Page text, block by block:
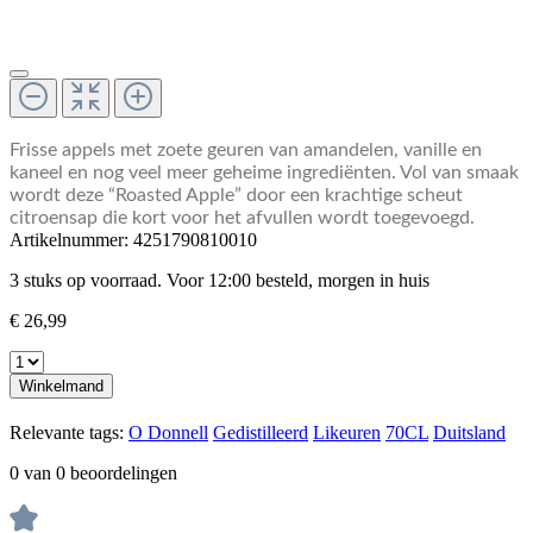
Frisse appels met zoete geuren van amandelen, vanille en
kaneel en nog veel meer geheime ingrediënten. Vol van smaak
wordt deze “Roasted Apple” door een krachtige scheut
citroensap die kort voor het afvullen wordt toegevoegd.
Artikelnummer: 4251790810010
3 stuks op voorraad. Voor 12:00 besteld, morgen in huis
€ 26,99
Winkelmand
Relevante tags: O Donnell Gedistilleerd Likeuren 70CL Duitsland
0 van 0 beoordelingen